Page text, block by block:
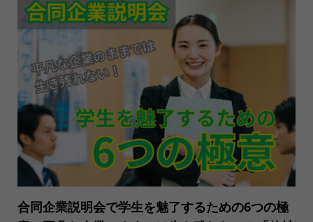
合同企業説明会で学生を魅了するための6つの極